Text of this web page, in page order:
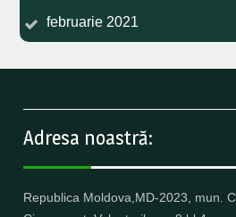
februarie 2021
Adresa noastră:
Republica Moldova,MD-2023, mun.